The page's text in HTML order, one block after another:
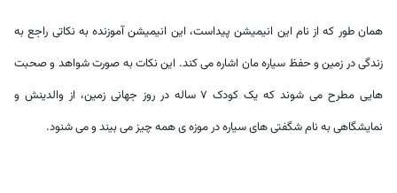
همان طور که از نام این انیمیشن پیداست، این انیمیشن آموزنده به نکاتی راجع به
زندگی در زمین و حفظ سیاره مان اشاره می کند. این نکات به صورت شواهد و صحبت
هایی مطرح می شوند که یک کودک 7 ساله در روز جهانی زمین، از والدینش و
نمایشگاهی به نام شگفتی های سیاره در موزه ی همه چیز می بیند و می شنود.